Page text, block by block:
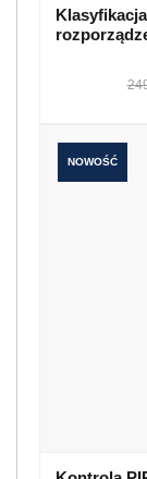
NOWOŚĆ